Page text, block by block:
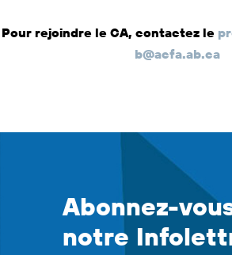
Pour rejoindre le CA, contactez le
b@acfa.ab.ca
Abonnez-
notre